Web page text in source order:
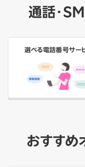
通話・
選べる電話番号サー
おすすめ